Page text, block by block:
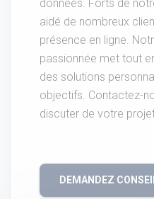
données. Forts de
aidé de nombreux
présence en ligne.
passionnée met tout
des solutions
objectifs. Contactez-
discuter de votre
DEMANDEZ